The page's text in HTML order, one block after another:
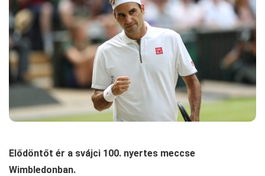
Elődöntőt ér a svájci 100. nyertes meccse
Wimbledonban.